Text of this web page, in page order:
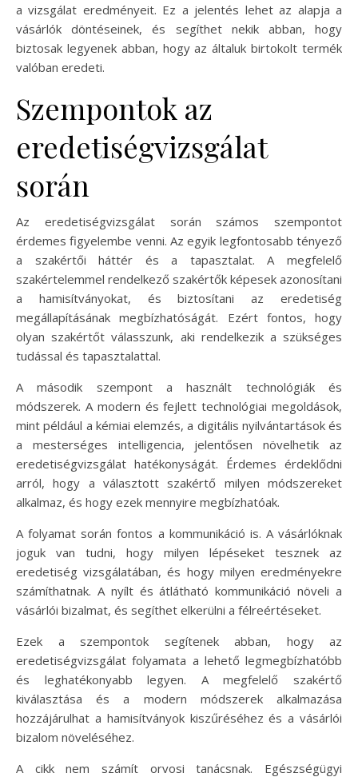
a vizsgálat eredményeit. Ez a jelentés lehet az alapja a
vásárlók döntéseinek, és segíthet nekik abban, hogy
biztosak legyenek abban, hogy az általuk birtokolt termék
valóban eredeti.
Szempontok az
eredetiségvizsgálat
során
Az eredetiségvizsgálat során számos szempontot
érdemes figyelembe venni. Az egyik legfontosabb tényező
a szakértői háttér és a tapasztalat. A megfelelő
szakértelemmel rendelkező szakértők képesek azonosítani
a hamisítványokat, és biztosítani az eredetiség
megállapításának megbízhatóságát. Ezért fontos, hogy
olyan szakértőt válasszunk, aki rendelkezik a szükséges
tudással és tapasztalattal.
A második szempont a használt technológiák és
módszerek. A modern és fejlett technológiai megoldások,
mint például a kémiai elemzés, a digitális nyilvántartások és
a mesterséges intelligencia, jelentősen növelhetik az
eredetiségvizsgálat hatékonyságát. Érdemes érdeklődni
arról, hogy a választott szakértő milyen módszereket
alkalmaz, és hogy ezek mennyire megbízhatóak.
A folyamat során fontos a kommunikáció is. A vásárlóknak
joguk van tudni, hogy milyen lépéseket tesznek az
eredetiség vizsgálatában, és hogy milyen eredményekre
számíthatnak. A nyílt és átlátható kommunikáció növeli a
vásárlói bizalmat, és segíthet elkerülni a félreértéseket.
Ezek a szempontok segítenek abban, hogy az
eredetiségvizsgálat folyamata a lehető legmegbízhatóbb
és leghatékonyabb legyen. A megfelelő szakértő
kiválasztása és a modern módszerek alkalmazása
hozzájárulhat a hamisítványok kiszűréséhez és a vásárlói
bizalom növeléséhez.
A cikk nem számít orvosi tanácsnak. Egészségügyi